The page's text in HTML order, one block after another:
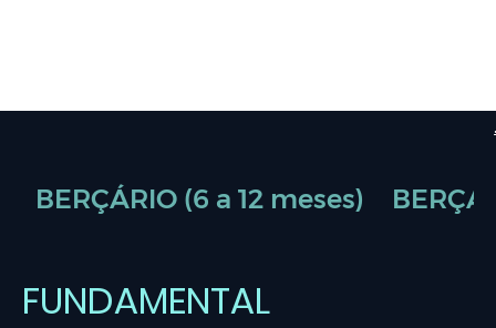
BERÇÁRIO (6 a 12 meses)
FUNDAMENTAL